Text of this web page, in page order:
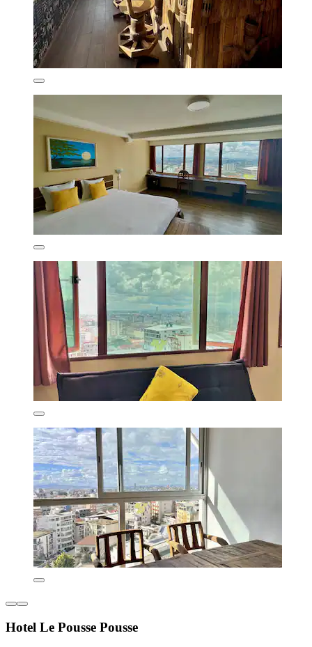
Hotel Le Pousse Pousse